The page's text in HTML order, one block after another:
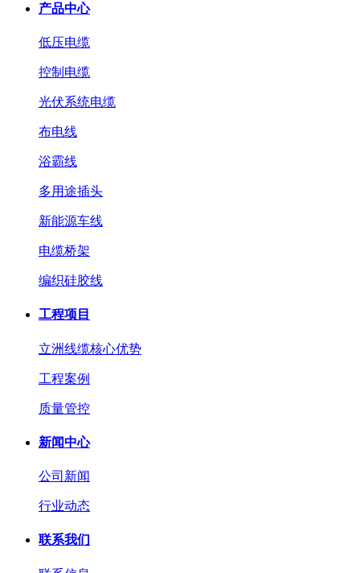
产品中心
低压电缆
控制电缆
光伏系统电缆
布电线
浴霸线
多用途插头
新能源车线
电缆桥架
编织硅胶线
工程项目
立洲线缆核心优势
工程案例
质量管控
新闻中心
公司新闻
行业动态
联系我们